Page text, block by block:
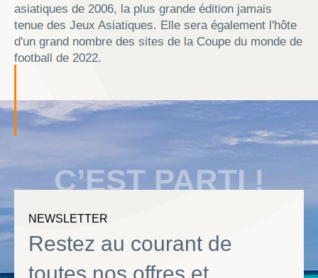
asiatiques de 2006, la plus grande édition jamais
tenue des Jeux Asiatiques. Elle sera également l'hôte
d'un grand nombre des sites de la Coupe du monde de
football de 2022.
C’EST PARTI !
NEWSLETTER
Restez au courant de
toutes nos offres et